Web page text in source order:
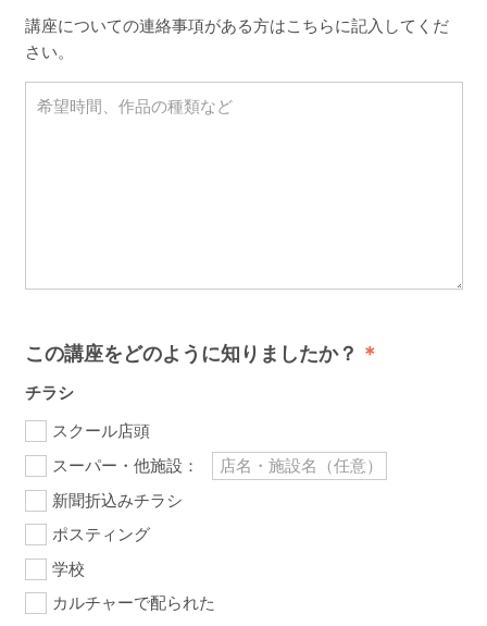
講座についての連絡事項がある方はこちらに記入してくだ
さい。
この講座をどのように知りましたか？
チラシ
スクール店頭
スーパー・他施設：
新聞折込みチラシ
ポスティング
学校
カルチャーで配られた